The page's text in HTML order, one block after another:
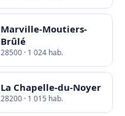
Marville-Moutiers-
Brûlé
28500 · 1 024 hab.
La Chapelle-du-Noyer
28200 · 1 015 hab.